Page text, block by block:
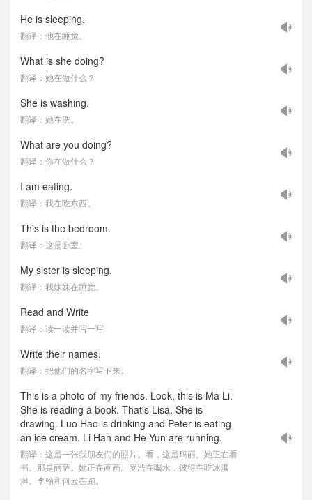
He is sleeping.
翻译：他在睡觉。
What is she doing?
翻译：她在做什么？
She is washing.
翻译：她在洗。
What are you doing?
翻译：你在做什么？
I am eating.
翻译：我在吃东西。
This is the bedroom.
翻译：这是卧室。
My sister is sleeping.
翻译：我妹妹在睡觉。
Read and Write
翻译：读一读并写一写
Write their names.
翻译：把他们的名字写下来。
This is a photo of my friends. Look, this is Ma Li.
She is reading a book. That's Lisa. She is
drawing. Luo Hao is drinking and Peter is eating
an ice cream. Li Han and He Yun are running.
翻译：这是一张我朋友们的照片。看，这是玛丽。她正在看
书。那是丽萨。她正在画画。罗浩在喝水，彼得在吃冰淇
淋。李翰和何云在跑。